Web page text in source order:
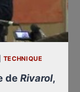
TECHNIQUE
de Rivarol,